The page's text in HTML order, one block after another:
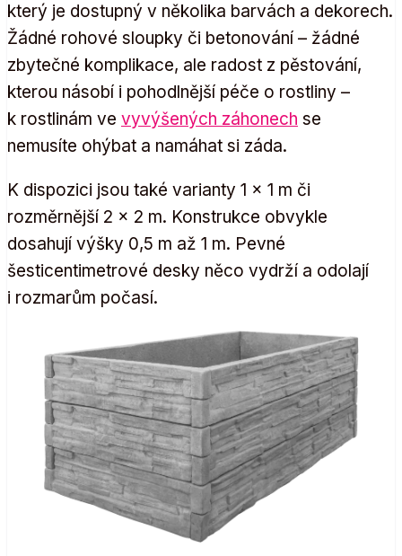
který je dostupný v několika barvách a dekorech.
Žádné rohové sloupky či betonování – žádné
zbytečné komplikace, ale radost z pěstování,
kterou násobí i pohodlnější péče o rostliny –
k rostlinám ve vyvýšených záhonech se
nemusíte ohýbat a namáhat si záda.
K dispozici jsou také varianty 1 × 1 m či
rozměrnější 2 × 2 m. Konstrukce obvykle
dosahují výšky 0,5 m až 1 m. Pevné
šesticentimetrové desky něco vydrží a odolají
i rozmarům počasí.